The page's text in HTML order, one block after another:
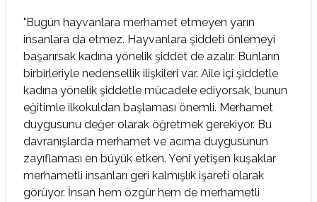
"Bugün hayvanlara merhamet etmeyen yarın
insanlara da etmez. Hayvanlara şiddeti önlemeyi
başarırsak kadına yönelik şiddet de azalır. Bunların
birbirleriyle nedensellik ilişkileri var. Aile içi şiddetle
kadına yönelik şiddetle mücadele ediyorsak, bunun
eğitimle ilkokuldan başlaması önemli. Merhamet
duygusunu değer olarak öğretmek gerekiyor. Bu
davranışlarda merhamet ve acıma duygusunun
zayıflaması en büyük etken. Yeni yetişen kuşaklar
merhametli insanları geri kalmışlık işareti olarak
görüyor. İnsan hem özgür hem de merhametli